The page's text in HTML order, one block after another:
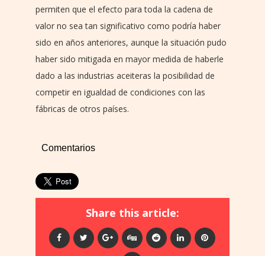
permiten que el efecto para toda la cadena de
valor no sea tan significativo como podría haber
sido en años anteriores, aunque la situación pudo
haber sido mitigada en mayor medida de haberle
dado a las industrias aceiteras la posibilidad de
competir en igualdad de condiciones con las
fábricas de otros países.
Comentarios
Share this article: